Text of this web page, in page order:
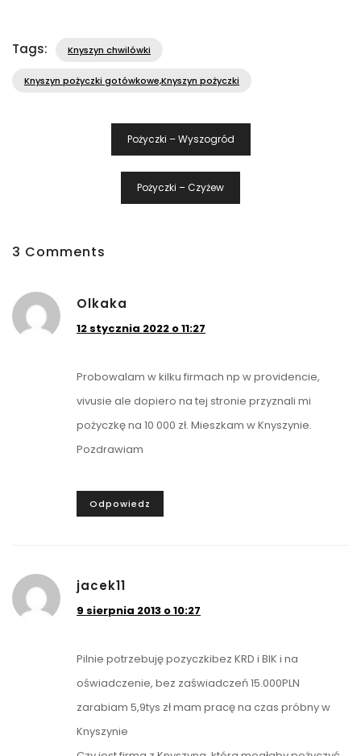
Tags: Knyszyn chwilówki
Knyszyn pożyczki gotówkowe,Knyszyn pożyczki
Pożyczki – Wyszogród
Pożyczki – Czyżew
3 Comments
Olkaka
12 stycznia 2022 o 11:27
Probowalam w kilku firmach np w providencie,
vivusie ale dopiero na tej stronie przyznali mi
pożyczkę na 10 000 zł. Mieszkam w Knyszynie.
Pozdrawiam
Odpowiedz
jacek11
9 sierpnia 2013 o 10:27
Pilnie potrzebuję pozyczkibez KRD i BIK i na
oświadczenie, bez zaświadczeń 15.000PLN
zarabiam 5,9tys zł mam pracę na czas próbny w
Knyszynie